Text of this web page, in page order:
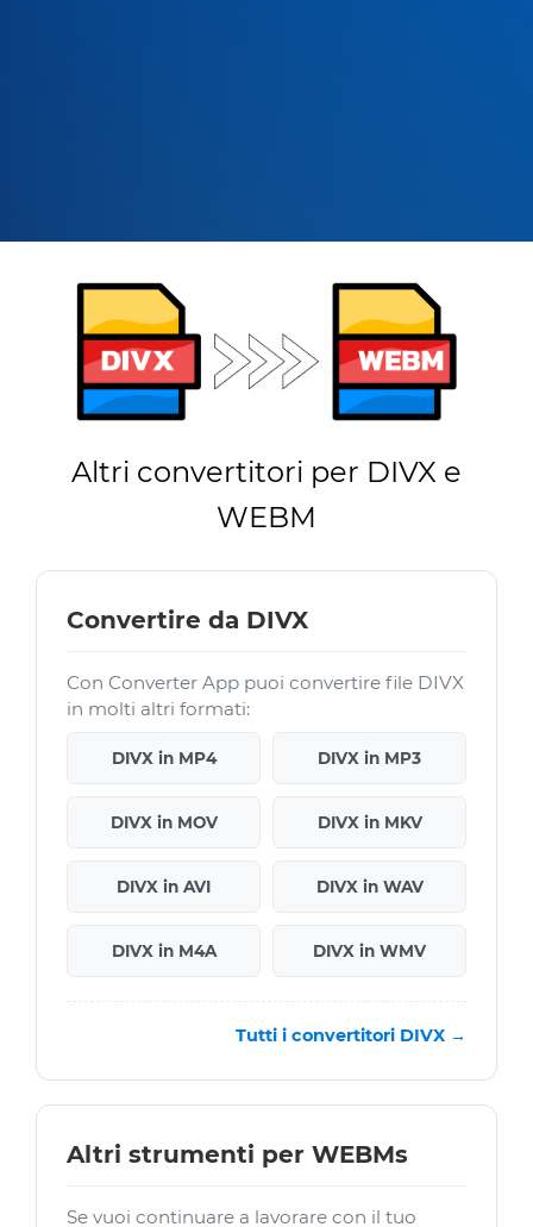
Altri convertitori per DIVX e
WEBM
Convertire da DIVX
Con Converter App puoi convertire file DIVX
in molti altri formati:
DIVX in MP4 DIVX in MP3
DIVX in MOV DIVX in MKV
DIVX in AVI DIVX in WAV
DIVX in M4A DIVX in WMV
Tutti i convertitori DIVX →
Altri strumenti per WEBMs
Se vuoi continuare a lavorare con il tuo